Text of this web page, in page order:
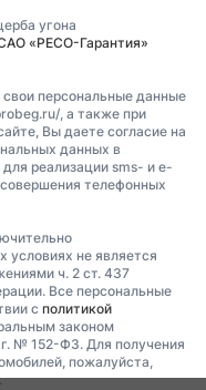
угона
«РЕСО-Гарантия»
персональные данные
, а также при
Вы даете согласие на
данных в
реализации sms- и e-
телефонных
условиях не является
ч. 2 ст. 437
Все персональные
с политикой
законом
№ 152-ФЗ. Для получения
пожалуйста,